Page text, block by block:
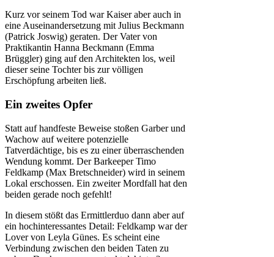
Kurz vor seinem Tod war Kaiser aber auch in
eine Auseinandersetzung mit Julius Beckmann
(Patrick Joswig) geraten. Der Vater von
Praktikantin Hanna Beckmann (Emma
Brüggler) ging auf den Architekten los, weil
dieser seine Tochter bis zur völligen
Erschöpfung arbeiten ließ.
Ein zweites Opfer
Statt auf handfeste Beweise stoßen Garber und
Wachow auf weitere potenzielle
Tatverdächtige, bis es zu einer überraschenden
Wendung kommt. Der Barkeeper Timo
Feldkamp (Max Bretschneider) wird in seinem
Lokal erschossen. Ein zweiter Mordfall hat den
beiden gerade noch gefehlt!
In diesem stößt das Ermittlerduo dann aber auf
ein hochinteressantes Detail: Feldkamp war der
Lover von Leyla Günes. Es scheint eine
Verbindung zwischen den beiden Taten zu